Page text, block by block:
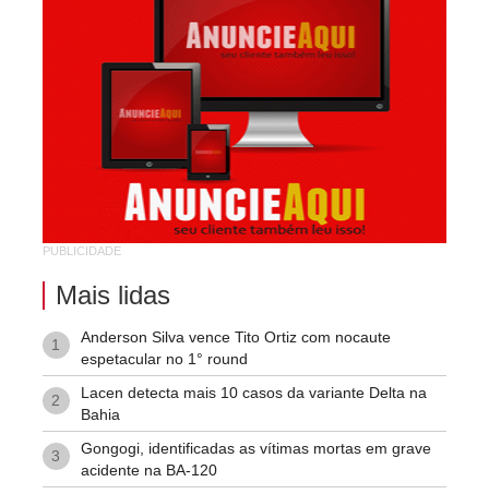
Pompilio Sampaio
São Judas Tadeu
Vila Rodoviária
PUBLICIDADE
Mais lidas
1
Anderson Silva vence Tito Ortiz com nocaute
espetacular no 1° round
2
Lacen detecta mais 10 casos da variante Delta na
Bahia
3
Gongogi, identificadas as vítimas mortas em grave
acidente na BA-120